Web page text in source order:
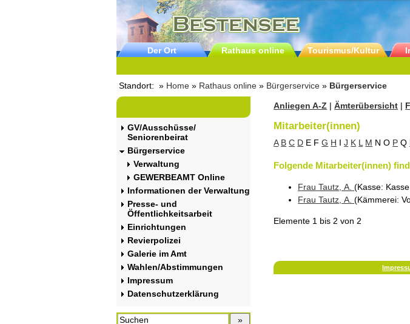
Der Ort Rathaus online Tourismus/Kultur
Standort: » Home » Rathaus online » Bürgerservice » Bürgerservice
GV/Ausschüsse/
Seniorenbeirat
Bürgerservice
Verwaltung
GEWERBEAMT Online
Informationen der Verwaltung
Presse- und
Öffentlichkeitsarbeit
Einrichtungen
Revierpolizei
Galerie im Amt
Wahlen/Abstimmungen
Impressum
Datenschutzerklärung
Anliegen A-Z |Ämterübersicht |
Mitarbeiter(innen)
A B C D E F G H I J K L M N O P Q
Folgende Mitarbeiter(innen)
FrauTautz , A. (Kasse:
FrauTautz , A. (Kämmerei:
Elemente 1 bis 2 von 2